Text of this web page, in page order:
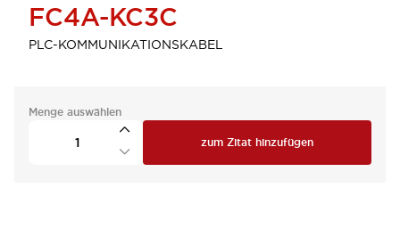
FC4A-KC3C
PLC-KOMMUNIKATIONSKABEL
Menge auswählen
zum Zitat hinzufügen